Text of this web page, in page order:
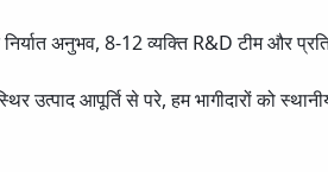
निर्यात अनुभव, 8-12 व्यक्ति R&D टीम और
उत्पाद आपूर्ति से परे, हम भागीदारों को